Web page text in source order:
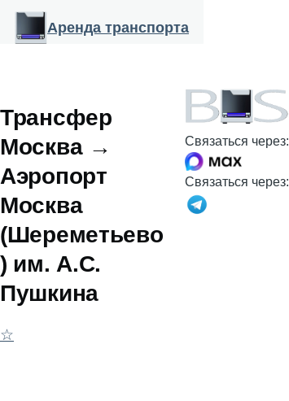
Перейти к основному содержанию
Аренда транспорта
Трансфер
Москва →
Аэропорт
Москва
(Шереметьево
) им. А.С.
Пушкина
☆
Связаться через:
Связаться через: